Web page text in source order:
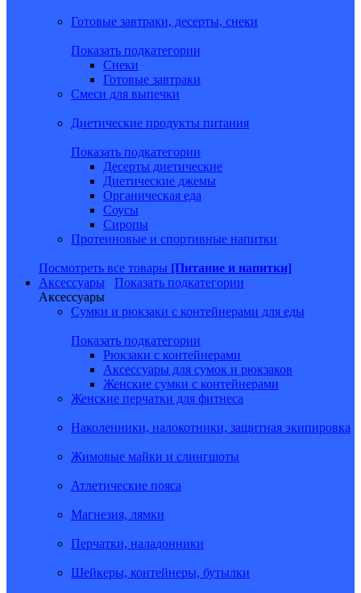
Готовые завтраки, десерты, снеки
Показать подкатегории
Снеки
Готовые завтраки
Смеси для выпечки
Диетические продукты питания
Показать подкатегории
Десерты диетические
Диетические джемы
Органическая еда
Соусы
Сиропы
Протеиновые и спортивные напитки
Посмотреть все товары [Питание и напитки]
Аксессуары
Показать подкатегории
Аксессуары
Сумки и рюкзаки с контейнерами для еды
Показать подкатегории
Рюкзаки с контейнерами
Аксессуары для сумок и рюкзаков
Женские сумки с контейнерами
Женские перчатки для фитнеса
Наколенники, налокотники, защитная экипировка
Жимовые майки и слингшоты
Атлетические пояса
Магнезия, лямки
Перчатки, наладонники
Шейкеры, контейнеры, бутылки